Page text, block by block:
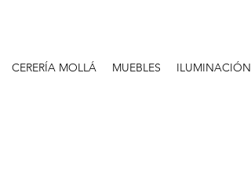
CERERÍA MOLLÁ MUEBLES ILUMINACIÓN